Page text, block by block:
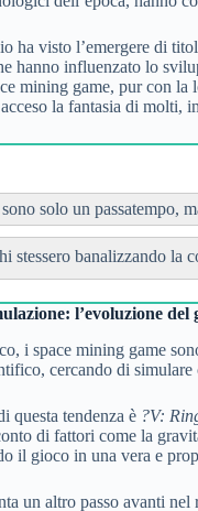
ha visto l’emergere di
hanno influenzato lo
mining game, pur con
la fantasia di molti,
solo un passatempo,
stessero banalizzando la
l’evoluzione del
i space mining game
cercando di
questa tendenza è ?V:
di fattori come la
il gioco in una vera e
un altro passo avanti